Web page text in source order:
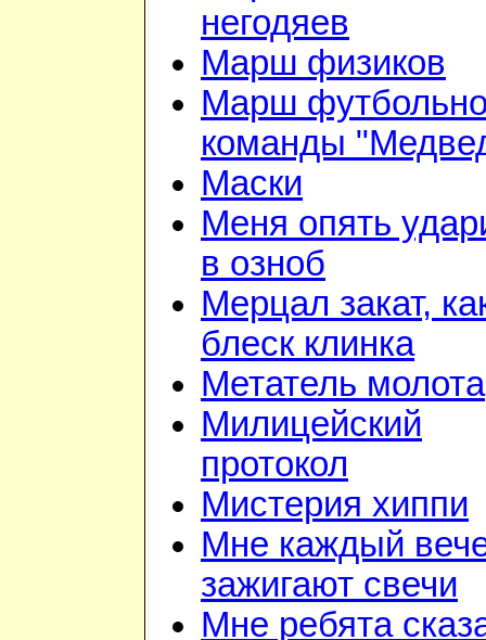
негодяев
Марш физиков
Марш
команды
Маски
Меня опять
в озноб
Мерцал закат,
блеск клинка
Метатель молота
Милицейский
протокол
Мистерия хиппи
Мне каждый
зажигают свечи
Мне ребята